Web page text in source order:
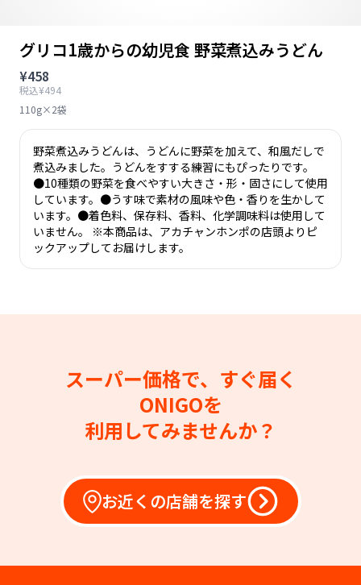
グリコ1歳からの幼児食 野菜煮込みうどん
¥458
税込¥494
110g×2袋
野菜煮込みうどんは、うどんに野菜を加えて、和風だしで
煮込みました。うどんをすする練習にもぴったりです。
●10種類の野菜を食べやすい大きさ・形・固さにして使用
しています。●うす味で素材の風味や色・香りを生かして
います。●着色料、保存料、香料、化学調味料は使用して
いません。 ※本商品は、アカチャンホンポの店頭よりピ
ックアップしてお届けします。
スーパー価格で、すぐ届く
ONIGOを
利用してみませんか？
お近くの店舗を探す